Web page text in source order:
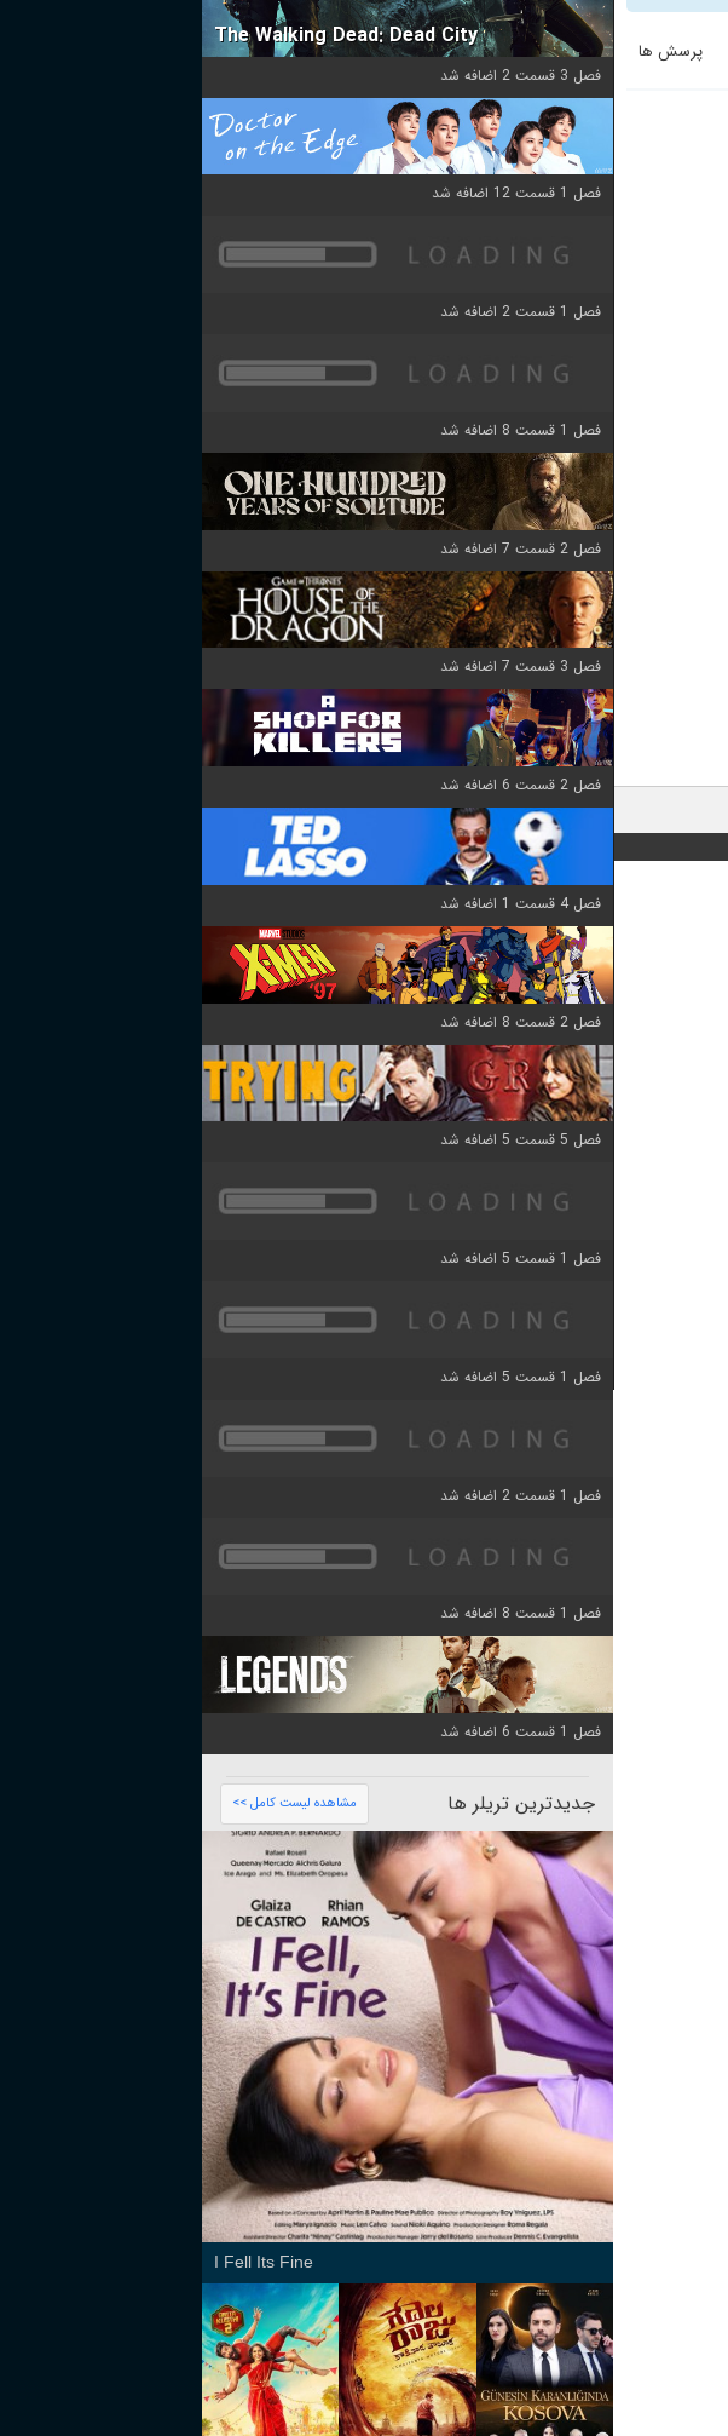
پرسش ها
The Walking Dead: Dead City
فصل 3 قسمت 2 اضافه شد
فصل 1 قسمت 12 اضافه شد
فصل 1 قسمت 2 اضافه شد
فصل 1 قسمت 8 اضافه شد
فصل 2 قسمت 7 اضافه شد
فصل 3 قسمت 7 اضافه شد
فصل 2 قسمت 6 اضافه شد
فصل 4 قسمت 1 اضافه شد
فصل 2 قسمت 8 اضافه شد
فصل 5 قسمت 5 اضافه شد
فصل 1 قسمت 5 اضافه شد
فصل 1 قسمت 5 اضافه شد
فصل 1 قسمت 2 اضافه شد
فصل 1 قسمت 8 اضافه شد
فصل 1 قسمت 6 اضافه شد
جدیدترین تریلر ها مشاهده لیست کامل >>
I Fell Its Fine